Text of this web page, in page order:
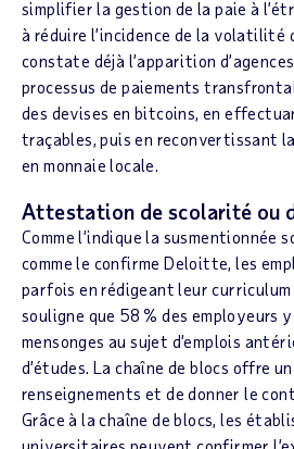
simplifier la gestion de la paie à
à réduire l’incidence de la volatilité
constate déjà l’apparition
processus de paiements
des devises en bitcoins, en
traçables, puis en reconvertissant
en monnaie locale.
Attestation de scolarité ou
Comme l’indique la susmentionnée
comme le confirme Deloitte, les
parfois en rédigeant leur
souligne que 58 % des employeurs
mensonges au sujet d’emplois
d’études. La chaîne de blocs offre
renseignements et de donner le
Grâce à la chaîne de blocs, les